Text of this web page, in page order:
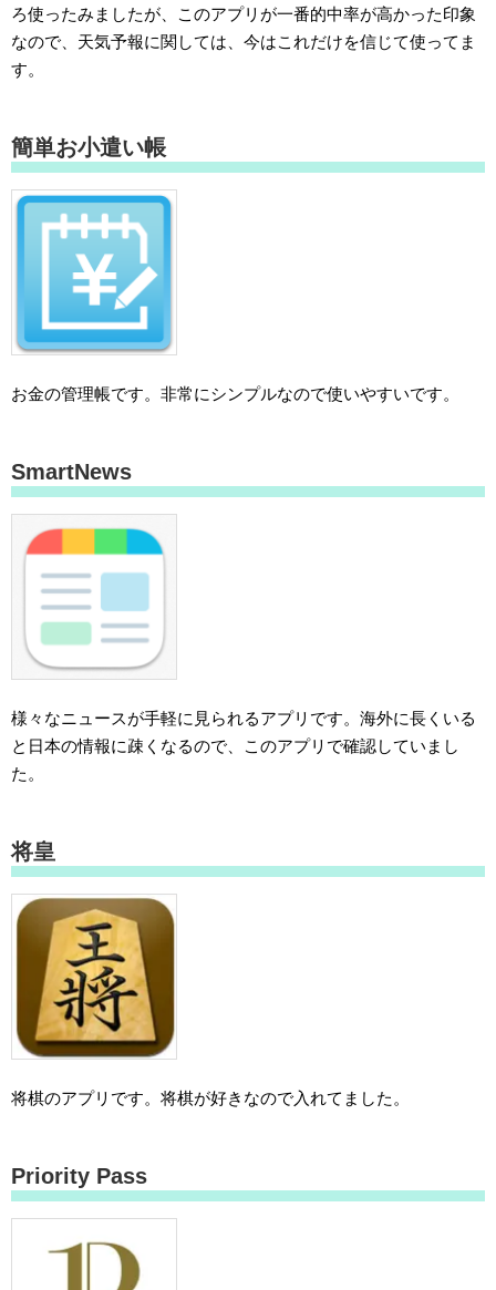
ろ使ったみましたが、このアプリが一番的中率が高かった印象
なので、天気予報に関しては、今はこれだけを信じて使ってま
す。
簡単お小遣い帳
お金の管理帳です。非常にシンプルなので使いやすいです。
SmartNews
様々なニュースが手軽に見られるアプリです。海外に長くいる
と日本の情報に疎くなるので、このアプリで確認していまし
た。
将皇
将棋のアプリです。将棋が好きなので入れてました。
Priority Pass